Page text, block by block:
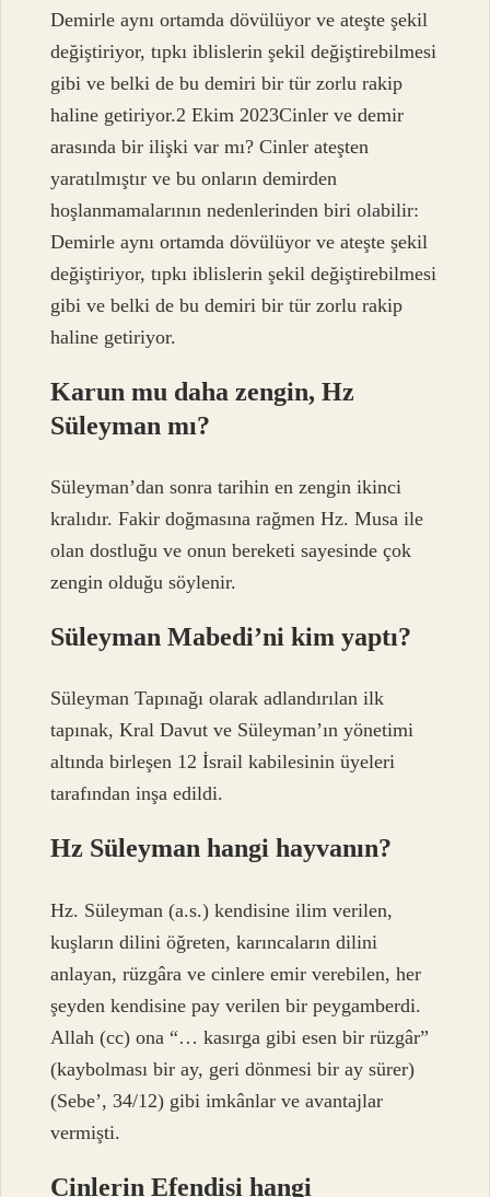
Demirle aynı ortamda dövülüyor ve ateşte şekil
değiştiriyor, tıpkı iblislerin şekil değiştirebilmesi
gibi ve belki de bu demiri bir tür zorlu rakip
haline getiriyor.2 Ekim 2023Cinler ve demir
arasında bir ilişki var mı? Cinler ateşten
yaratılmıştır ve bu onların demirden
hoşlanmamalarının nedenlerinden biri olabilir:
Demirle aynı ortamda dövülüyor ve ateşte şekil
değiştiriyor, tıpkı iblislerin şekil değiştirebilmesi
gibi ve belki de bu demiri bir tür zorlu rakip
haline getiriyor.
Karun mu daha zengin, Hz
Süleyman mı?
Süleyman’dan sonra tarihin en zengin ikinci
kralıdır. Fakir doğmasına rağmen Hz. Musa ile
olan dostluğu ve onun bereketi sayesinde çok
zengin olduğu söylenir.
Süleyman Mabedi’ni kim yaptı?
Süleyman Tapınağı olarak adlandırılan ilk
tapınak, Kral Davut ve Süleyman’ın yönetimi
altında birleşen 12 İsrail kabilesinin üyeleri
tarafından inşa edildi.
Hz Süleyman hangi hayvanın?
Hz. Süleyman (a.s.) kendisine ilim verilen,
kuşların dilini öğreten, karıncaların dilini
anlayan, rüzgâra ve cinlere emir verebilen, her
şeyden kendisine pay verilen bir peygamberdi.
Allah (cc) ona “… kasırga gibi esen bir rüzgâr”
(kaybolması bir ay, geri dönmesi bir ay sürer)
(Sebe’, 34/12) gibi imkânlar ve avantajlar
vermişti.
Cinlerin Efendisi hangi